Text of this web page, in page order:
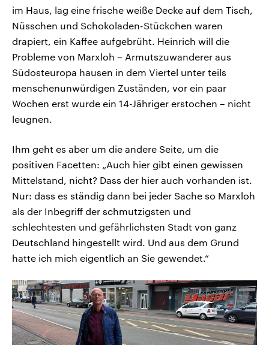
im Haus, lag eine frische weiße Decke auf dem Tisch,
Nüsschen und Schokoladen-Stückchen waren
drapiert, ein Kaffee aufgebrüht. Heinrich will die
Probleme von Marxloh – Armutszuwanderer aus
Südosteuropa hausen in dem Viertel unter teils
menschenunwürdigen Zuständen, vor ein paar
Wochen erst wurde ein 14-Jähriger erstochen – nicht
leugnen.
Ihm geht es aber um die andere Seite, um die
positiven Facetten: „Auch hier gibt einen gewissen
Mittelstand, nicht? Dass der hier auch vorhanden ist.
Nur: dass es ständig dann bei jeder Sache so Marxloh
als der Inbegriff der schmutzigsten und
schlechtesten und gefährlichsten Stadt von ganz
Deutschland hingestellt wird. Und aus dem Grund
hatte ich mich eigentlich an Sie gewendet.“